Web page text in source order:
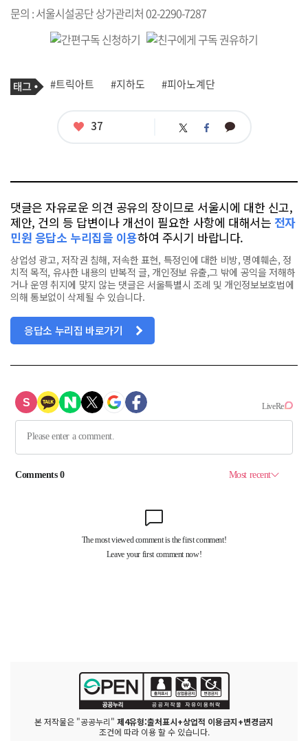
문의 : 서울시설공단 상가관리처 02-2290-7287
기
사
태
그
#트릭아트 #지하도 #피아노계단
좋
37 트 페 카
댓글은 자유로운 의견 공유의 장이므로 서울시에 대한 신고,
제안, 건의 등 답변이나 개선이 필요한 사항에 대해서는 전자
민원 응답소 누리집을 이용하여 주시기 바랍니다.
상업성 광고, 저작권 침해, 저속한 표현, 특정인에 대한 비방, 명예훼손, 정
치적 목적, 유사한 내용의 반복적 글, 개인정보 유출,그 밖에 공익을 저해하
거나 운영 취지에 맞지 않는 댓글은 서울특별시 조례 및 개인정보보호법에
의해 통보없이 삭제될 수 있습니다.
응답소 누리집 바로가기
본 저작물은 "공공누리" 제4유형:출처표시+상업적 이용금지+변경금지
조건에 따라 이용 할 수 있습니다.